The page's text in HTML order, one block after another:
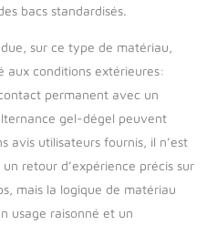
bacs standardisés.
sur ce type de matériau,
aux conditions extérieures:
permanent avec un
gel-dégel peuvent
avis utilisateurs fournis, il n’est
un retour d’expérience précis sur
mais la logique de matériau
usage raisonné et un